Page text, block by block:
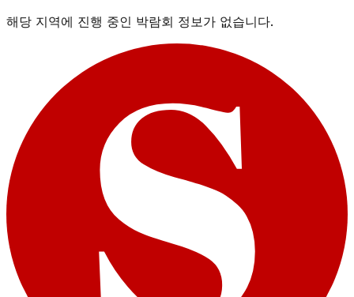
해당 지역에 진행 중인 박람회 정보가 없습니다.